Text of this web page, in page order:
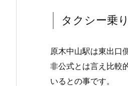
タクシー乗
原木中山駅は東出口
非公式とは言え比較
いるとの事です。